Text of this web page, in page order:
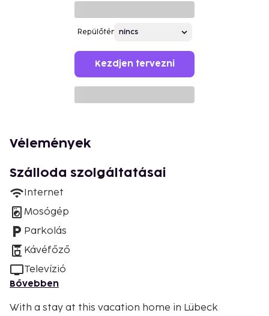
Repülőtér
Kezdjen tervezni
Vélemények
Szálloda szolgáltatásai
Internet
Mosógép
Parkolás
Kávéfőző
Televízió
Bővebben
With a stay at this vacation home in Lübeck